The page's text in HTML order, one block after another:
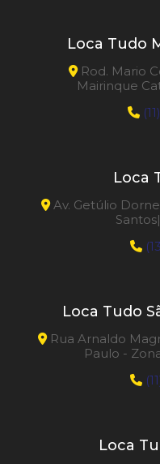
Loca Tudo
Rod. Mario
Mairinque
Loca
Av. Getúlio
Loca Tudo
Rua Arnaldo
Paulo -
Loca